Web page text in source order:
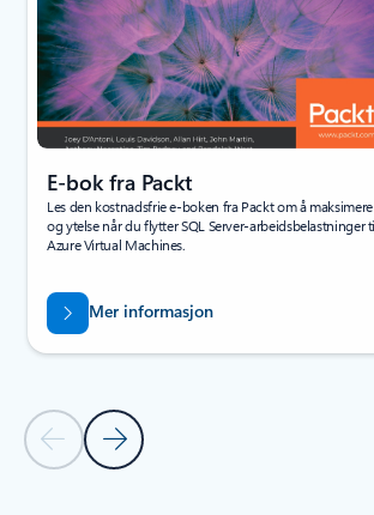
Forrige lysbilde – faneinndeling for
Neste lysbilde –
E-bok fra Packt
Les den kostnadsfrie e-boken fra Packt om å
og ytelse når du flytter SQL Server-arbeidsbelastninger
Azure Virtual Machines.
Mer informasjon